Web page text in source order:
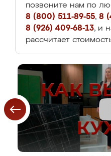
позвоните нам по
8 (800) 511-89-55, 8
8 (926) 409-68-13, и
рассчитает